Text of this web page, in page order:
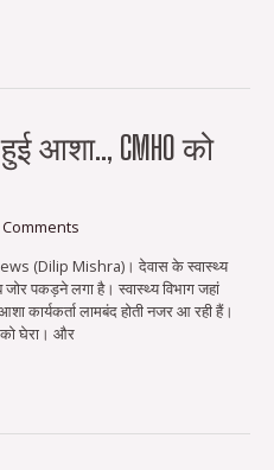
आशा.., CMHO को
Comments
(Dilip Mishra)। देवास के स्वास्थ्य
पकड़ने लगा है। स्वास्थ्य विभाग जहां
कार्यकर्ता लामबंद होती नजर आ रही हैं।
को घेरा। और